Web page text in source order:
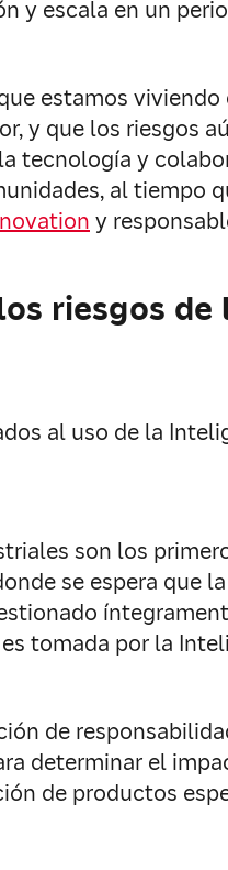
y escala en un
estamos viviendo
y que los riesgos
tecnología y
al tiempo
y
riesgos de
al uso de la
son los
se espera que
tomada por la
de
determinar el
de productos